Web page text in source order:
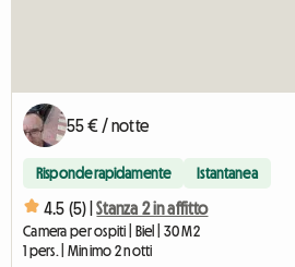
55 € / notte
Risponde rapidamente Istantanea
4.5 (5) | Stanza 2 in affitto
Camera per ospiti | Biel | 30 M2
1 pers. | Minimo 2 notti